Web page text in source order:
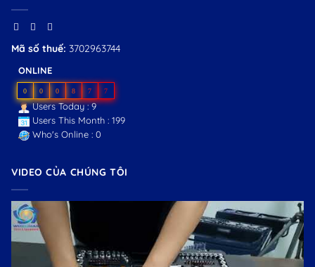
Mã số thuế: 3702963744
ONLINE
0 0 0 8 7 7
Users Today : 9
Users This Month : 199
Who's Online : 0
VIDEO CỦA CHÚNG TÔI